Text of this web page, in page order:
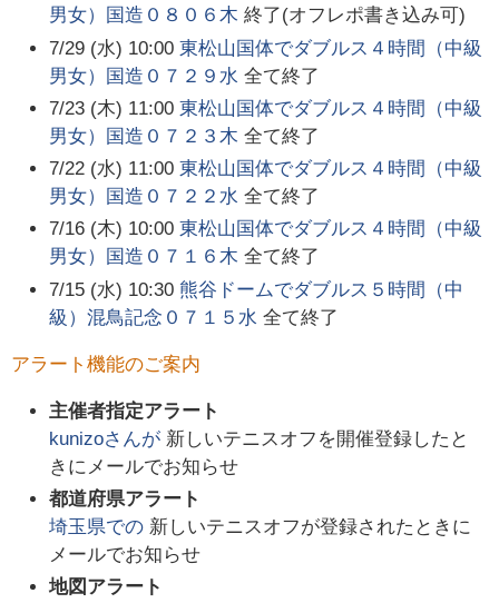
男女）国造０８０６木 終了(オフレポ書き込み可)
7/29 (水) 10:00 東松山国体でダブルス４時間（中級
男女）国造０７２９水 全て終了
7/23 (木) 11:00 東松山国体でダブルス４時間（中級
男女）国造０７２３木 全て終了
7/22 (水) 11:00 東松山国体でダブルス４時間（中級
男女）国造０７２２水 全て終了
7/16 (木) 10:00 東松山国体でダブルス４時間（中級
男女）国造０７１６木 全て終了
7/15 (水) 10:30 熊谷ドームでダブルス５時間（中
級）混鳥記念０７１５水 全て終了
アラート機能のご案内
主催者指定アラート
kunizoさんが 新しいテニスオフを開催登録したと
きにメールでお知らせ
都道府県アラート
埼玉県での 新しいテニスオフが登録されたときに
メールでお知らせ
地図アラート